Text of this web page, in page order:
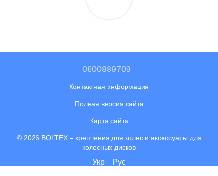
0800889708
Контактная информация
Полная версия сайта
Карта сайта
© 2026 BOLTEX – крепления для колес и аксессуары для
колесных дисков
Укр Рус